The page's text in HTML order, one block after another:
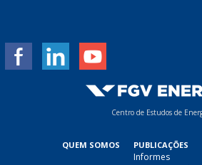
Centro de Estudos de
QUEM SOMOS PUBLICAÇÕES
Informes